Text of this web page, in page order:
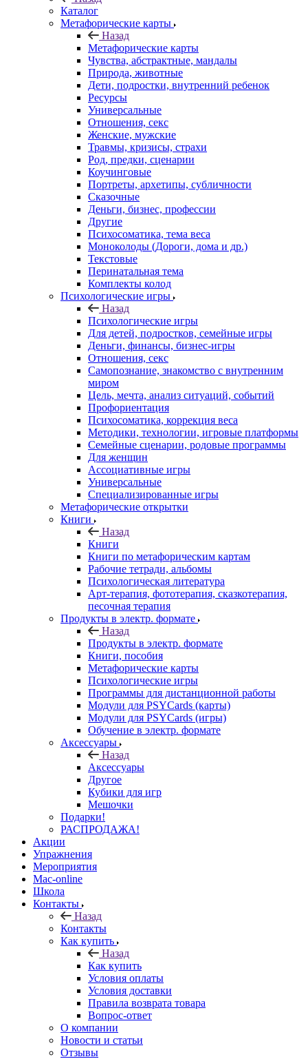
Каталог
Mетафорические карты
Назад
Mетафорические карты
Чувства, абстрактные, мандалы
Природа, животные
Дети, подростки, внутренний ребенок
Ресурсы
Универсальные
Отношения, секс
Женские, мужские
Травмы, кризисы, страхи
Род, предки, сценарии
Коучинговые
Портреты, архетипы, субличности
Сказочные
Деньги, бизнес, профессии
Другие
Психосоматика, тема веса
Моноколоды (Дороги, дома и др.)
Текстовые
Перинатальная тема
Комплекты колод
Психологические игры
Назад
Психологические игры
Для детей, подростков, семейные игры
Деньги, финансы, бизнес-игры
Отношения, секс
Самопознание, знакомство с внутренним
миром
Цель, мечта, анализ ситуаций, событий
Профориентация
Психосоматика, коррекция веса
Методики, технологии, игровые платформы
Семейные сценарии, родовые программы
Для женщин
Ассоциативные игры
Универсальные
Специализированные игры
Метафорические открытки
Книги
Назад
Книги
Книги по метафорическим картам
Рабочие тетради, альбомы
Психологическая литература
Арт-терапия, фототерапия, сказкотерапия,
песочная терапия
Продукты в электр. формате
Назад
Продукты в электр. формате
Книги, пособия
Метафорические карты
Психологические игры
Программы для дистанционной работы
Модули для PSYCards (карты)
Модули для PSYCards (игры)
Обучение в электр. формате
Аксессуары
Назад
Аксессуары
Другое
Кубики для игр
Мешочки
Подарки!
РАСПРОДАЖА!
Акции
Упражнения
Мероприятия
Mac-online
Школа
Контакты
Назад
Контакты
Как купить
Назад
Как купить
Условия оплаты
Условия доставки
Правила возврата товара
Вопрос-ответ
О компании
Новости и статьи
Отзывы